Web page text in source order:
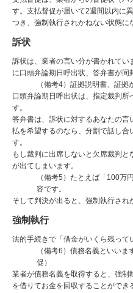
す。支払督促が届いて2週間以内に
つき、強制執行されかねない状態に
訴状
訴状は、業者の言い分が書かれて
に口頭弁論期日呼出状、答弁書が同
（備考4）証拠説明書、証拠
口頭弁論期日呼出状は、指定裁判
す。
答弁書は、訴状に対するあなたの
払を希望するのなら、分割で話し合
す。
もし裁判に出席しないと欠席裁判
が出てしまいます。
（備考5）たとえば「100万
容です。
そして判決が出ると、強制執行され
強制執行
法的手続きで「借金がいくら残って
（備考6）債務名義といい
促）
業者が債務名義を取得すると、強
を借りてお金を回収することができ